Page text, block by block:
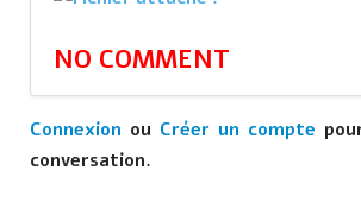
NO COMMENT
Connexion ou Créer un compte
conversation.